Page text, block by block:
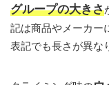
グループの大きさ
記は商品やメーカー
表記でも長さが異な